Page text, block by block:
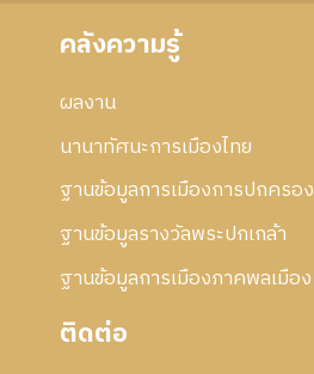
คลังความรู้
ผลงาน
นานาทัศนะการเมืองไทย
ฐานข้อมูลการเมืองการปกครอง
ฐานข้อมูลรางวัลพระปกเกล้า
ฐานข้อมูลการเมืองภาคพลเมือง
ติดต่อ